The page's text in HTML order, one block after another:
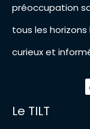
préoccupation
tous les
curieux et
Le TILT